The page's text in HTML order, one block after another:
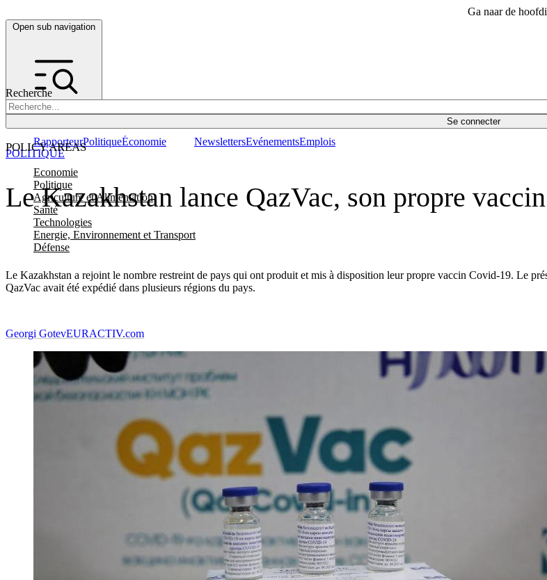
Ga naar de
Open sub navigation
Recherche
Se connecter
POLICY AREAS
Economie
Politique
Agriculture et Alimentation
Santé
Technologies
Energie, Environnement et Transport
Défense
RapporteurPolitiqueÉconomie NewslettersEvénementsEmplois
Le Kazakhstan lance QazVac, son propre
Le Kazakhstan a rejoint le nombre restreint de pays qui ont produit et mis à disposition leur propre vaccin Covid-19. Le
QazVac avait été expédié dans plusieurs régions du pays.
POLITIQUE
Georgi GotevEURACTIV.com